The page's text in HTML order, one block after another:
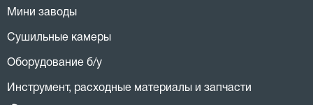
Мини заводы
Сушильные камеры
Оборудование б/у
Инструмент, расходные материалы и запчасти